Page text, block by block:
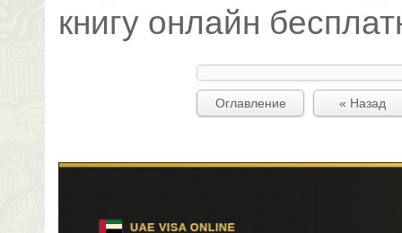
книгу онлайн
Оглавление « Назад